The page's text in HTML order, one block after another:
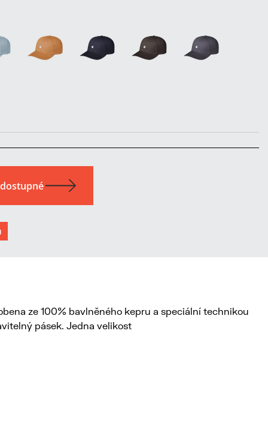
ze 100% bavlněného kepru a speciální technikou
pásek. Jedna velikost